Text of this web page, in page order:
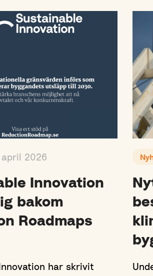
april 2026
Innovation
bakom
Roadmaps
har skrivit